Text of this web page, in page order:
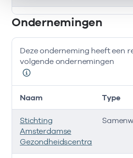
Bij deze onderneming werken
Ondernemingen
Deze onderneming heeft een
volgende ondernemingen
Naam Type
Stichting
Amsterdamse
Gezondheidscentra